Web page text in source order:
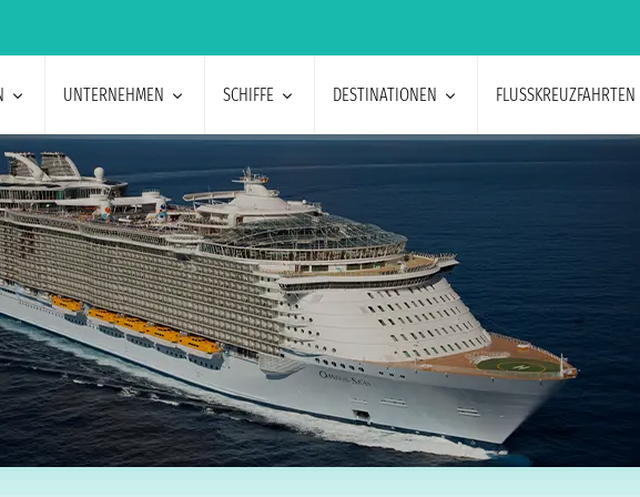
UNTERNEHMEN SCHIFFE DESTINATIONEN FLUSSKREUZFAHRTEN